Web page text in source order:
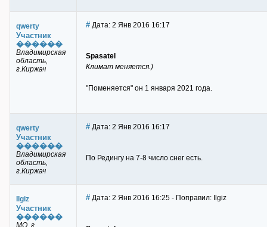
qwerty
Участник
������
Владимирская
область,
г.Киржач
# Дата: 2 Янв 2016 16:17
Spasatel
Климат меняется.)
"Поменяется" он 1 января 2021 года.
qwerty
Участник
������
Владимирская
область,
г.Киржач
# Дата: 2 Янв 2016 16:17
По Редингу на 7-8 число снег есть.
Ilgiz
Участник
������
МО, г.
# Дата: 2 Янв 2016 16:25 - Поправил: Ilgiz